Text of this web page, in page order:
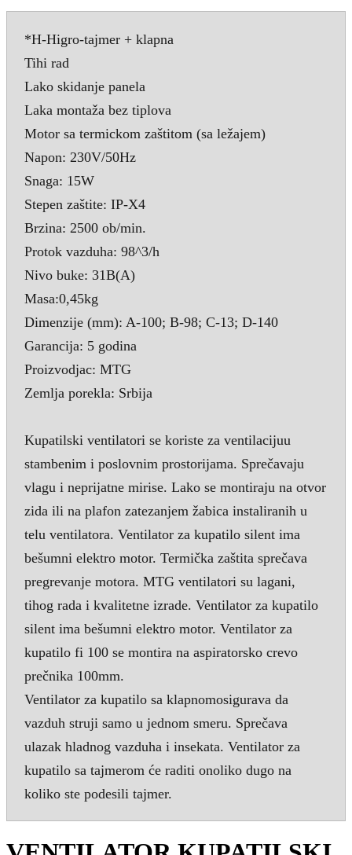
*H-Higro-tajmer + klapna
Tihi rad
Lako skidanje panela
Laka montaža bez tiplova
Motor sa termickom zaštitom (sa ležajem)
Napon: 230V/50Hz
Snaga: 15W
Stepen zaštite: IP-X4
Brzina: 2500 ob/min.
Protok vazduha: 98^3/h
Nivo buke: 31B(A)
Masa:0,45kg
Dimenzije (mm): A-100; B-98; C-13; D-140
Garancija: 5 godina
Proizvodjac: MTG
Zemlja porekla: Srbija
Kupatilski ventilatori se koriste za ventilacijuu
stambenim i poslovnim prostorijama. Sprečavaju
vlagu i neprijatne mirise. Lako se montiraju na otvor
zida ili na plafon zatezanjem žabica instaliranih u
telu ventilatora. Ventilator za kupatilo silent ima
bešumni elektro motor. Termička zaštita sprečava
pregrevanje motora. MTG ventilatori su lagani,
tihog rada i kvalitetne izrade. Ventilator za kupatilo
silent ima bešumni elektro motor. Ventilator za
kupatilo fi 100 se montira na aspiratorsko crevo
prečnika 100mm.
Ventilator za kupatilo sa klapnomosigurava da
vazduh struji samo u jednom smeru. Sprečava
ulazak hladnog vazduha i insekata. Ventilator za
kupatilo sa tajmerom će raditi onoliko dugo na
koliko ste podesili tajmer.